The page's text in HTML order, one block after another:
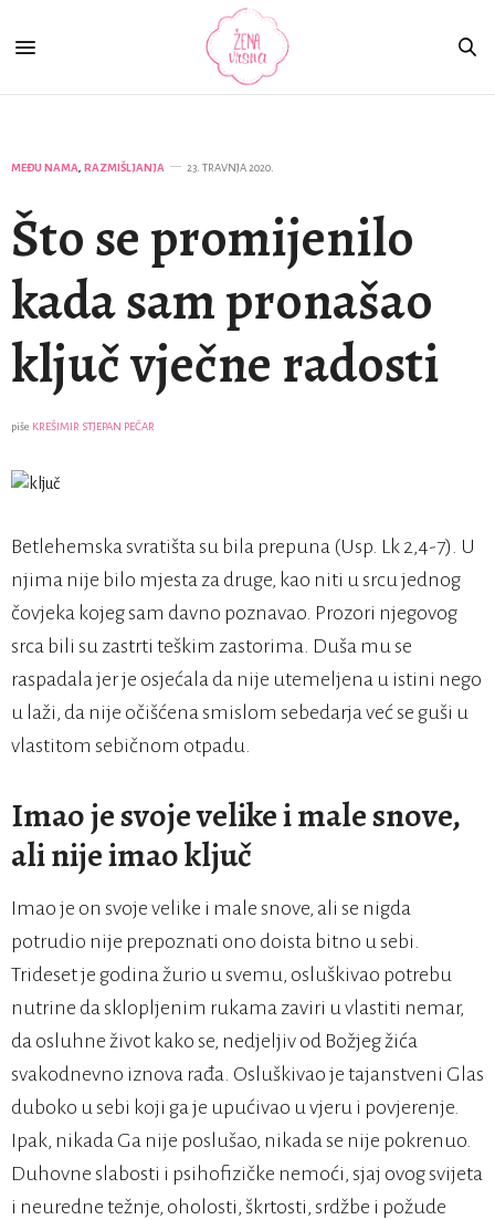
MEĐU NAMA, RAZMIŠLJANJA 23. TRAVNJA 2020.
Što se promijenilo
kada sam pronašao
ključ vječne radosti
piše KREŠIMIR STJEPAN PEĆAR
Betlehemska svratišta su bila prepuna (Usp. Lk 2,4-7). U
njima nije bilo mjesta za druge, kao niti u srcu jednog
čovjeka kojeg sam davno poznavao. Prozori njegovog
srca bili su zastrti teškim zastorima. Duša mu se
raspadala jer je osjećala da nije utemeljena u istini nego
u laži, da nije očišćena smislom sebedarja već se guši u
vlastitom sebičnom otpadu.
Imao je svoje velike i male snove,
ali nije imao ključ
Imao je on svoje velike i male snove, ali se nigda
potrudio nije prepoznati ono doista bitno u sebi.
Trideset je godina žurio u svemu, osluškivao potrebu
nutrine da sklopljenim rukama zaviri u vlastiti nemar,
da osluhne život kako se, nedjeljiv od Božjeg žića
svakodnevno iznova rađa. Osluškivao je tajanstveni Glas
duboko u sebi koji ga je upućivao u vjeru i povjerenje.
Ipak, nikada Ga nije poslušao, nikada se nije pokrenuo.
Duhovne slabosti i psihofizičke nemoći, sjaj ovog svijeta
i neuredne težnje, oholosti, škrtosti, srdžbe i požude